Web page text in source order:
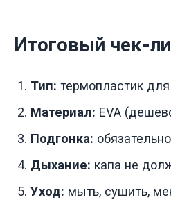
Итоговый чек-
Тип: термопластик
Материал: EVA
Подгонка:
Дыхание: капа не
Уход: мыть, сушить,